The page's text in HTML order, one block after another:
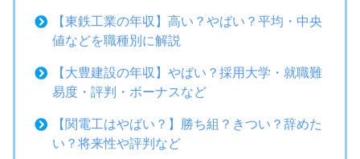
【東鉄工業の年収】高い？やばい？平均・中央
値などを職種別に解説
【大豊建設の年収】やばい？採用大学・就職難
易度・評判・ボーナスなど
【関電工はやばい？】勝ち組？きつい？辞めた
い？将来性や評判など